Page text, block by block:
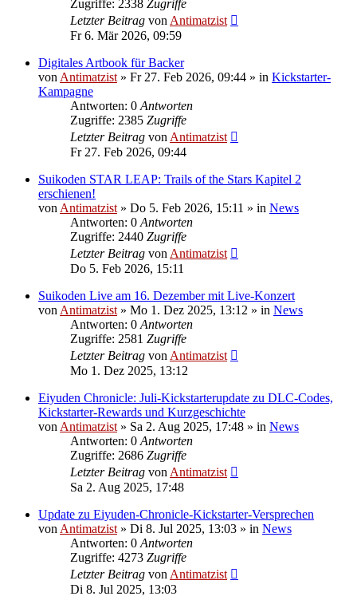
Zugriffe: 2338 Zugriffe
Letzter Beitrag von Antimatzist
Fr 6. Mär 2026, 09:59
Digitales Artbook für Backer
von Antimatzist » Fr 27. Feb 2026, 09:44 » in Kickstarter-
Kampagne
Antworten: 0 Antworten
Zugriffe: 2385 Zugriffe
Letzter Beitrag von Antimatzist
Fr 27. Feb 2026, 09:44
Suikoden STAR LEAP: Trails of the Stars Kapitel 2
erschienen!
von Antimatzist » Do 5. Feb 2026, 15:11 » in News
Antworten: 0 Antworten
Zugriffe: 2440 Zugriffe
Letzter Beitrag von Antimatzist
Do 5. Feb 2026, 15:11
Suikoden Live am 16. Dezember mit Live-Konzert
von Antimatzist » Mo 1. Dez 2025, 13:12 » in News
Antworten: 0 Antworten
Zugriffe: 2581 Zugriffe
Letzter Beitrag von Antimatzist
Mo 1. Dez 2025, 13:12
Eiyuden Chronicle: Juli-Kickstarterupdate zu DLC-Codes,
Kickstarter-Rewards und Kurzgeschichte
von Antimatzist » Sa 2. Aug 2025, 17:48 » in News
Antworten: 0 Antworten
Zugriffe: 2686 Zugriffe
Letzter Beitrag von Antimatzist
Sa 2. Aug 2025, 17:48
Update zu Eiyuden-Chronicle-Kickstarter-Versprechen
von Antimatzist » Di 8. Jul 2025, 13:03 » in News
Antworten: 0 Antworten
Zugriffe: 4273 Zugriffe
Letzter Beitrag von Antimatzist
Di 8. Jul 2025, 13:03